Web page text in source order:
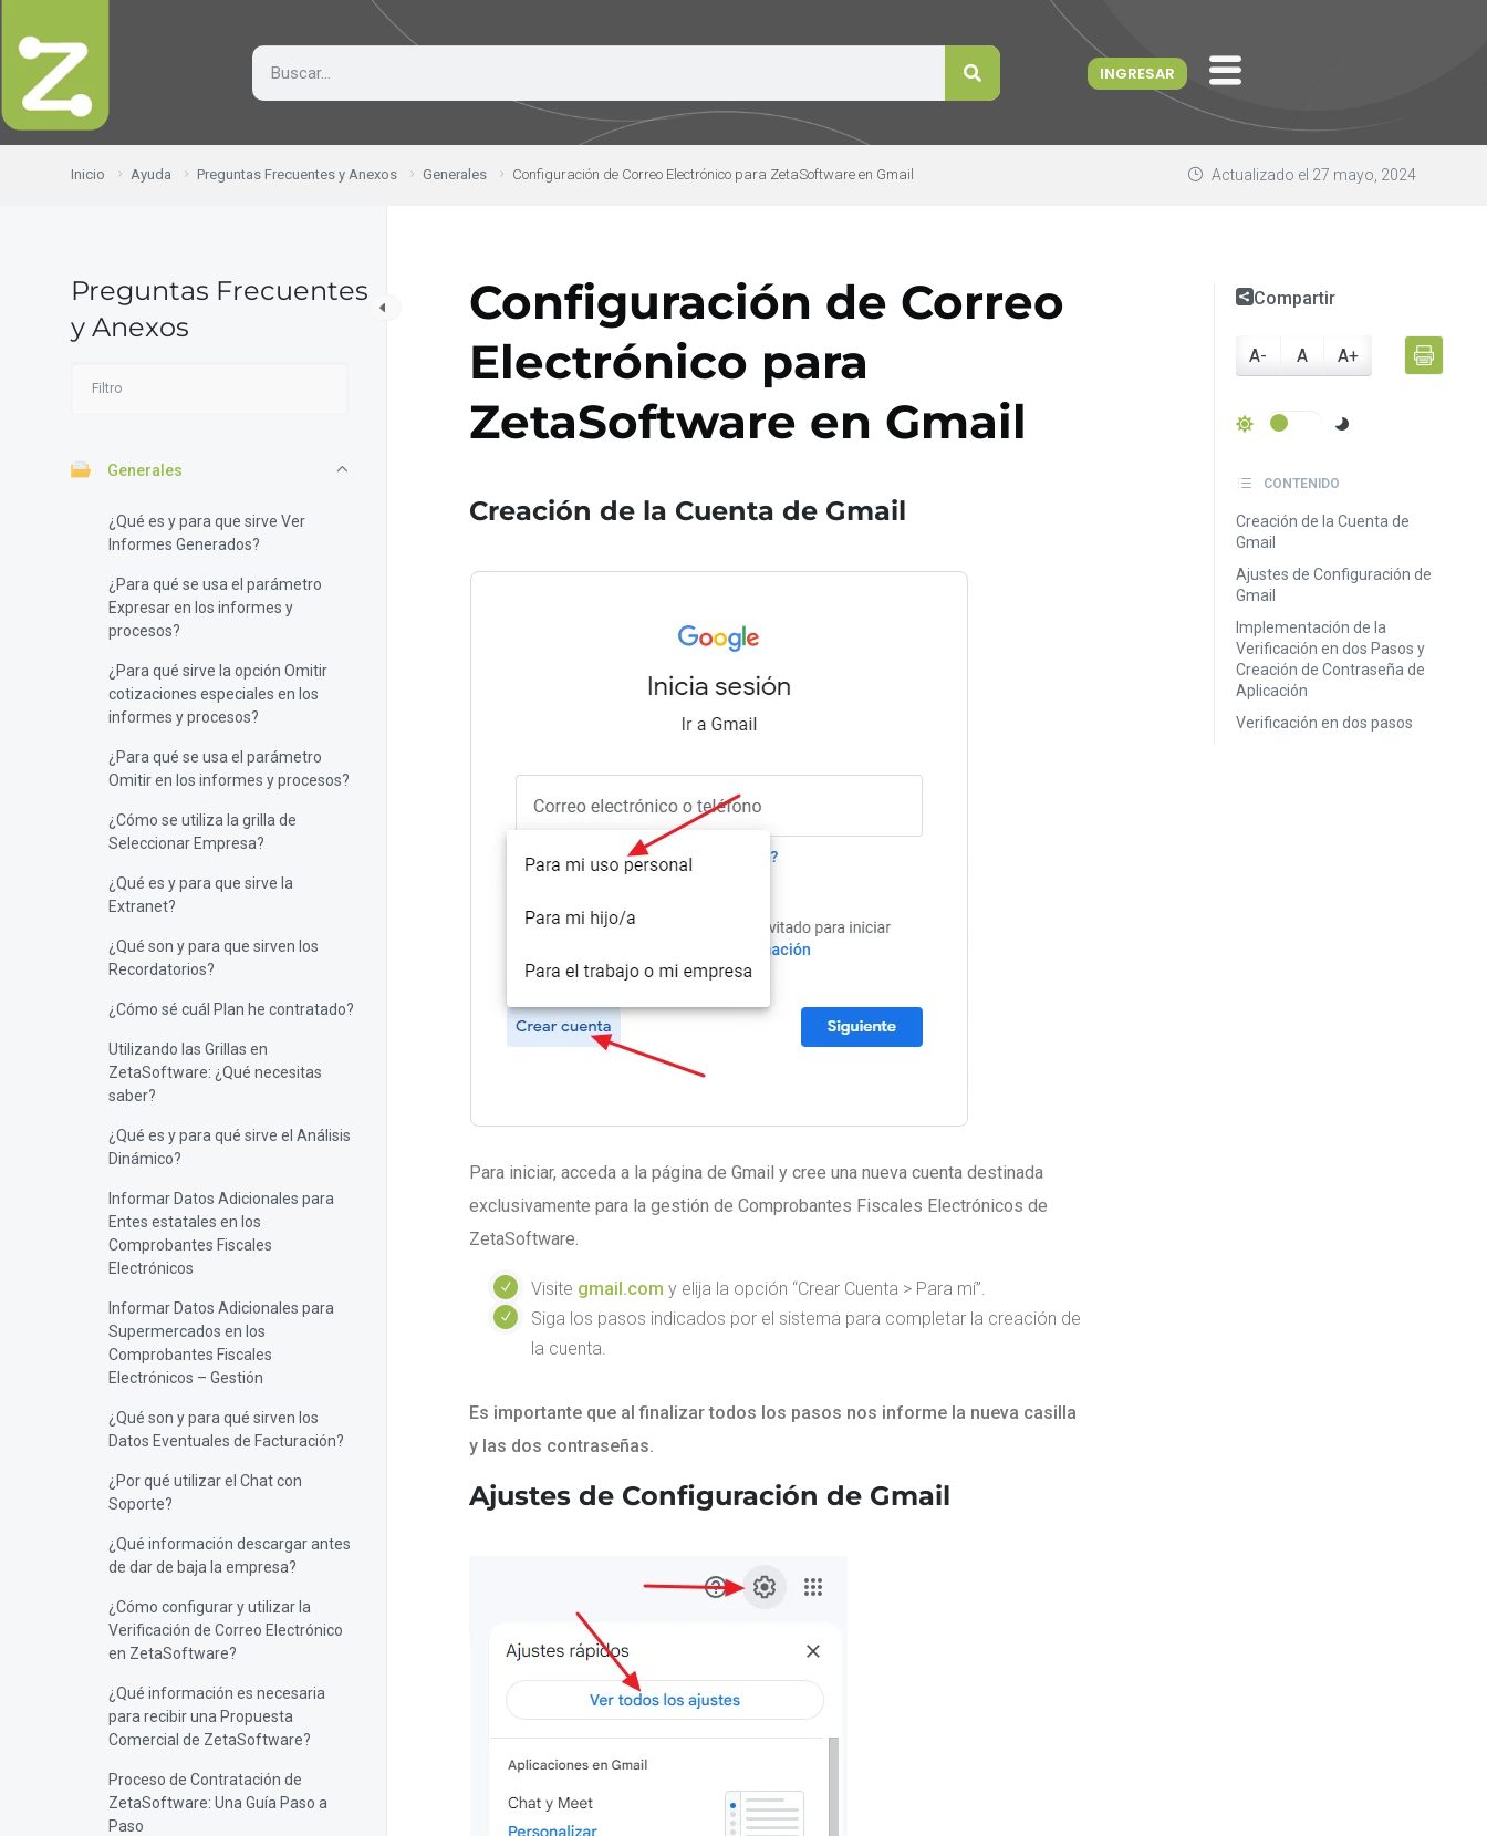
INGRESAR
Inicio Ayuda Preguntas Frecuentes y Anexos Generales Configuración de Correo Electrónico para ZetaSoftware en Gmail Actualizado el 27 mayo, 2024
Preguntas Frecuentes
y Anexos
Generales
¿Qué es y para que sirve Ver
Informes Generados?
¿Para qué se usa el parámetro
Expresar en los informes y
procesos?
¿Para qué sirve la opción Omitir
cotizaciones especiales en los
informes y procesos?
¿Para qué se usa el parámetro
Omitir en los informes y procesos?
¿Cómo se utiliza la grilla de
Seleccionar Empresa?
¿Qué es y para que sirve la
Extranet?
¿Qué son y para que sirven los
Recordatorios?
¿Cómo sé cuál Plan he contratado?
Utilizando las Grillas en
ZetaSoftware: ¿Qué necesitas
saber?
¿Qué es y para qué sirve el Análisis
Dinámico?
Informar Datos Adicionales para
Entes estatales en los
Comprobantes Fiscales
Electrónicos
Informar Datos Adicionales para
Supermercados en los
Comprobantes Fiscales
Electrónicos – Gestión
¿Qué son y para qué sirven los
Datos Eventuales de Facturación?
¿Por qué utilizar el Chat con
Soporte?
¿Qué información descargar antes
de dar de baja la empresa?
¿Cómo configurar y utilizar la
Verificación de Correo Electrónico
en ZetaSoftware?
¿Qué información es necesaria
para recibir una Propuesta
Comercial de ZetaSoftware?
Proceso de Contratación de
ZetaSoftware: Una Guía Paso a
Paso
Configuración de Correo
Electrónico para
ZetaSoftware en Gmail
Creación de la Cuenta de Gmail
Para iniciar, acceda a la página de Gmail y cree una nueva cuenta destinada
exclusivamente para la gestión de Comprobantes Fiscales Electrónicos de
ZetaSoftware.
Visite gmail.com y elija la opción “Crear Cuenta > Para mí”.
Siga los pasos indicados por el sistema para completar la creación de
la cuenta.
Es importante que al finalizar todos los pasos nos informe la nueva casilla
y las dos contraseñas.
Ajustes de Configuración de Gmail
Compartir
A- A A+
CONTENIDO
Creación de la Cuenta de
Gmail
Ajustes de Configuración de
Gmail
Implementación de la
Verificación en dos Pasos y
Creación de Contraseña de
Aplicación
Verificación en dos pasos